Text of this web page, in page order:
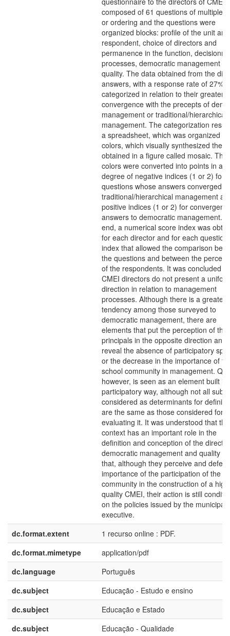
composed of 61 questions of multiple
or ordering and the questions were
organized blocks: profile of the unit
respondent, choice of directors and
permanence in the function,
processes, democratic management
quality. The data obtained from the
answers, with a response rate of 27%,
categorized in relation to their greater
convergence with the precepts of
management or traditional/hierarchical
management. The categorization
a spreadsheet, which was organized by
colors, which visually synthesized the
obtained in a figure called mosaic. The
colors were converted into points in a
degree of negative indices (1 or 2) for
questions whose answers converged
traditional/hierarchical management
positive indices (1 or 2) for convergent
answers to democratic management.
end, a numerical score index was
for each director and for each question
index that allowed the comparison
the questions and between the
of the respondents. It was concluded
CMEI directors do not present a
direction in relation to management
processes. Although there is a greater
tendency among those surveyed to
democratic management, there are
elements that put the perception of the
principals in the opposite direction and
reveal the absence of participatory
or the decrease in the importance of
school community in management.
however, is seen as an element built in
participatory way, although not all
considered as determinants for
are the same as those considered for
evaluating it. It was understood that the
context has an important role in the
definition and conception of the
democratic management and quality
that, although they perceive and
importance of the participation of the
community in the construction of a
quality CMEI, their action is still
on the policies issued by the municipal
executive.
dc.format.extent
1 recurso online : PDF.
dc.format.mimetype
application/pdf
dc.language
Português
dc.subject
Educação - Estudo e ensino
dc.subject
Educação e Estado
dc.subject
Educação - Qualidade